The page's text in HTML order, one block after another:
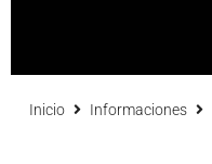
Inicio Informaciones